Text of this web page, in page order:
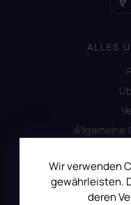
Wir verwenden
gewährleisten.
deren
ALLES
Allgemeine